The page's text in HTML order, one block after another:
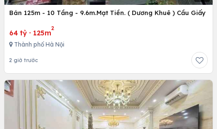
Bán 125m - 10 Tầng - 9.6m.Mạt Tiền. ( Dương Khuê ) Cầu Giấy
64 tỷ · 125m
2
Thành phố Hà Nội
2 giờ trước